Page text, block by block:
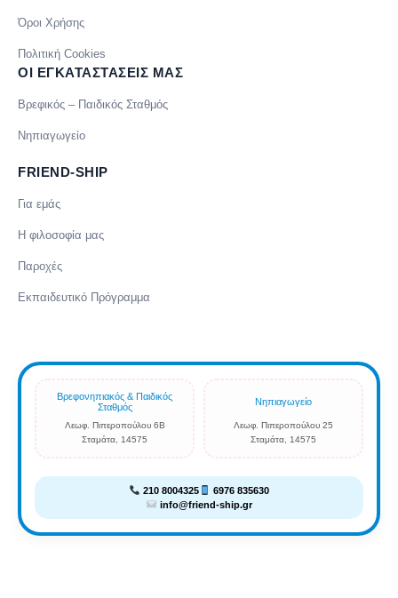
Όροι Χρήσης
Πολιτική Cookies
ΟΙ ΕΓΚΑΤΑΣΤΑΣΕΙΣ ΜΑΣ
Βρεφικός – Παιδικός Σταθμός
Νηπιαγωγείο
FRIEND-SHIP
Για εμάς
Η φιλοσοφία μας
Παροχές
Εκπαιδευτικό Πρόγραμμα
Βρεφονηπιακός & Παιδικός
Σταθμός
Λεωφ. Πιπεροπούλου 6Β
Σταμάτα, 14575
Νηπιαγωγείο
Λεωφ. Πιπεροπούλου 25
Σταμάτα, 14575
210 8004325
6976 835630
info@friend-ship.gr